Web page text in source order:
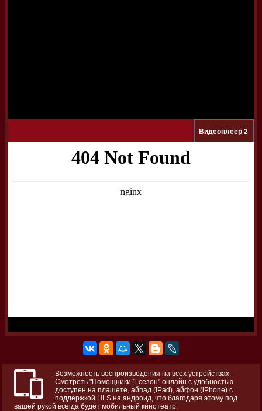
Видеоплеер 2
Возможность воспроизведения на всех устройствах.
Смотреть "Помощники 1 сезон" онлайн с удобностью
доступен на плашете, айпад (iPad), айфон (iPhone) с
поддержкой HLS на андроид, что благодаря этому под
вашей рукой всегда будет мобильный кинотеатр.